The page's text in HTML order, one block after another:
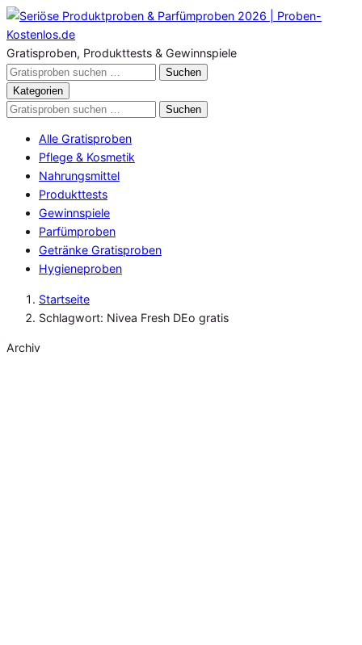
Zum
Inhalt
springen
Gratisproben, Produkttests & Gewinnspiele
Gratisproben
durchsuchen
Suchen
Kategorien
Gratisproben
Suchen
Alle Gratisproben
Pflege & Kosmetik
Nahrungsmittel
Produkttests
Gewinnspiele
Parfümproben
Getränke Gratisproben
Hygieneproben
Startseite
Schlagwort: Nivea Fresh DEo gratis
Archiv